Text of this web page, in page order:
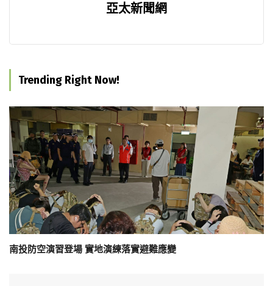
亞太新聞網
Trending Right Now!
南投防空演習登場 實地演練落實避難應變